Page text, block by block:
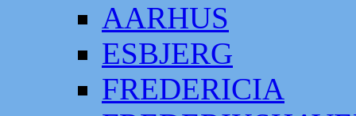
AARHUS
ESBJERG
FREDERICIA